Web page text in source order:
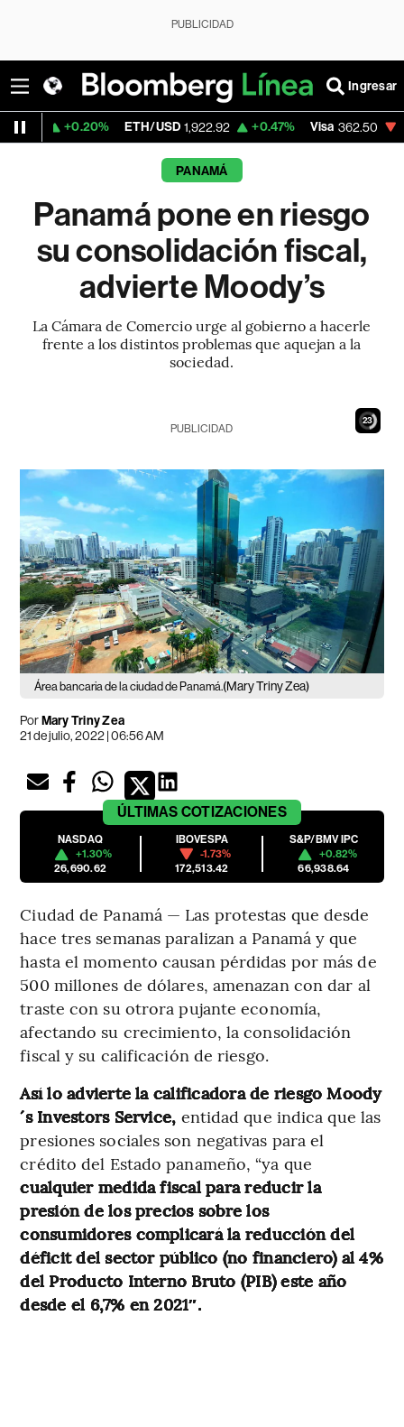
PUBLICIDAD
Ingresar
ETH/USD 1,922.92 +0.47% Visa 362.50 -2.15%
PANAMÁ
Panamá pone en riesgo
su consolidación fiscal,
advierte Moody’s
La Cámara de Comercio urge al gobierno a hacerle
frente a los distintos problemas que aquejan a la
sociedad.
21
PUBLICIDAD
Área bancaria de la ciudad de Panamá.(Mary Triny Zea)
PorMary Triny Zea
21 de julio, 2022 | 06:56 AM
ÚLTIMAS COTIZACIONES
NASDAQ
+1.30%
26,690.62
IBOVESPA
-1.73%
172,513.42
S&P/BMV IPC
+0.82%
66,938.64
Ciudad de Panamá — Las protestas que desde
hace tres semanas paralizan a Panamá y que
hasta el momento causan pérdidas por más de
500 millones de dólares, amenazan con dar al
traste con su otrora pujante economía,
afectando su crecimiento, la consolidación
fiscal y su calificación de riesgo.
Así lo advierte la calificadora de riesgo Moody
´s Investors Service, entidad que indica que las
presiones sociales son negativas para el
crédito del Estado panameño, “ya que
cualquier medida fiscal para reducir la
presión de los precios sobre los
consumidores complicará la reducción del
déficit del sector público (no financiero) al 4%
del Producto Interno Bruto (PIB) este año
desde el 6,7% en 2021″.